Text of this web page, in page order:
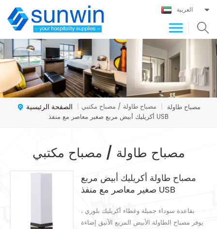
العربية
الصفحة الرئيسية | مصباح طاولة / مصباح مكتبي |
أكريليك أبيض مربع صغير معاصر مع منفذ USB
مصباح طاولة / مصباح مكتبي
مصباح طاولة أكريليك أبيض مربع
صغير معاصر مع منفذ USB
بقاعدة سوداء جميلة وغطاء أكريليك بلوري ،
يوفر مصباح الطاولة الأبيض المربع الأنيق إضاءة